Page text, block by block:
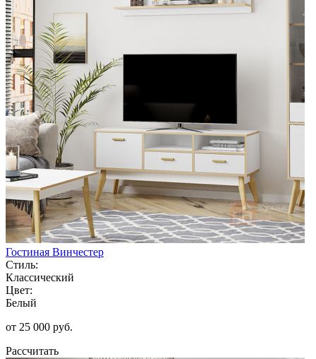
Гостиная Винчестер
Стиль:
Классический
Цвет:
Белый
от 25 000 руб.
Рассчитать